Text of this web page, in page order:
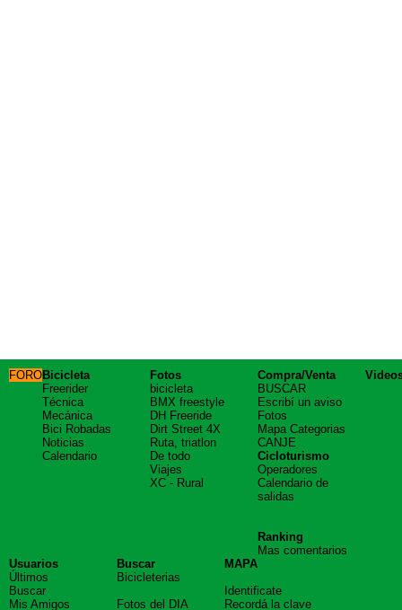
FOROBicicleta
Freerider
Técnica
Mecánica
Bici Robadas
Noticias
Calendario
Fotos
bicicleta
BMX freestyle
DH Freeride
Dirt Street 4X
Ruta, triatlon
De todo
Viajes
XC - Rural
Compra/Venta
BUSCAR
Escribí un aviso
Fotos
Mapa Categorias
CANJE
Cicloturismo
Operadores
Calendario de
salidas
Ranking
Mas comentarios
Usuarios
Últimos
Buscar
Mis Amigos
Buscar
Bicicleterias
Fotos del DIA
MAPA
Identificate
Recordá la clave